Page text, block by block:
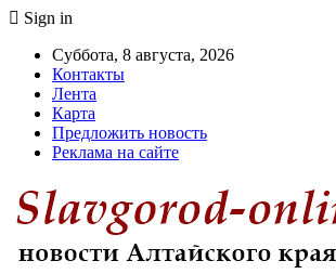
Sign in
Суббота, 8 августа, 2026
Контакты
Лента
Карта
Предложить новость
Реклама на сайте